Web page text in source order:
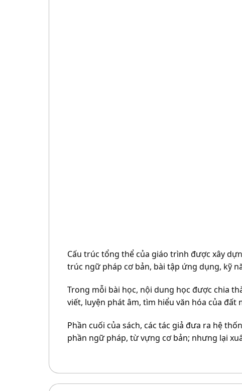
Cấu trúc tổng thể của giáo trình được xây
trúc ngữ pháp cơ bản, bài tập ứng dụng, kỹ
Trong mỗi bài học, nội dung học được chia
viết, luyện phát âm, tìm hiểu văn hóa của
Phần cuối của sách, các tác giả đưa ra hệ
phần ngữ pháp, từ vựng cơ bản; nhưng lại